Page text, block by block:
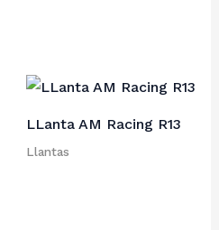
LLanta AM Racing R13
Llantas